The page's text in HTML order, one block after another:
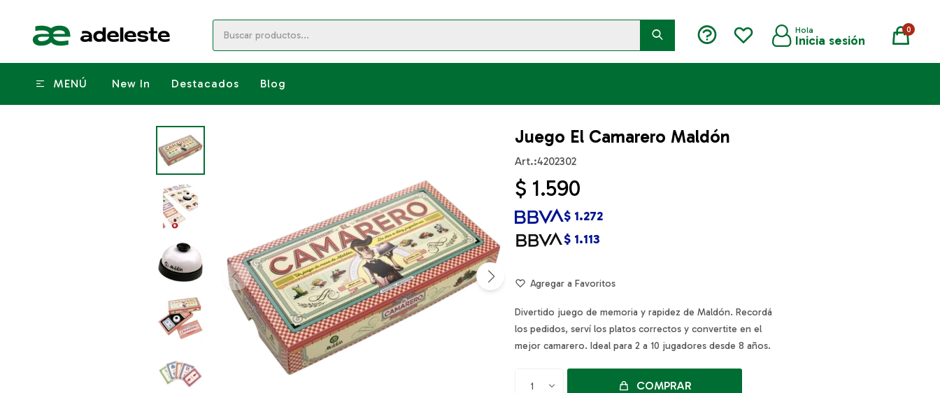
MENÚ New In Destacados Blog
0
Juego El Camarero Maldón
4202302
$ 1.590
$ 1.113
$ 1.272
Divertido juego de memoria y rapidez de Maldón. Recordá
los pedidos, serví los platos correctos y convertite en el
mejor camarero. Ideal para 2 a 10 jugadores desde 8 años.
1 COMPRAR